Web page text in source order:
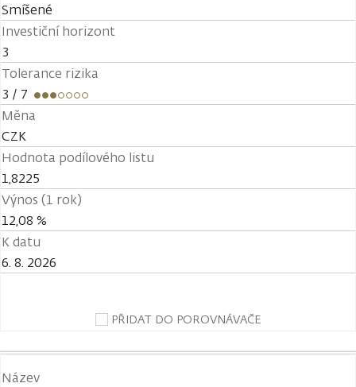
Smíšené
Investiční horizont
3
Tolerance rizika
3 / 7
Měna
CZK
Hodnota podílového listu
1,8225
Výnos (1 rok)
12,08 %
K datu
6. 8. 2026
PŘIDAT DO POROVNÁVAČE
Název